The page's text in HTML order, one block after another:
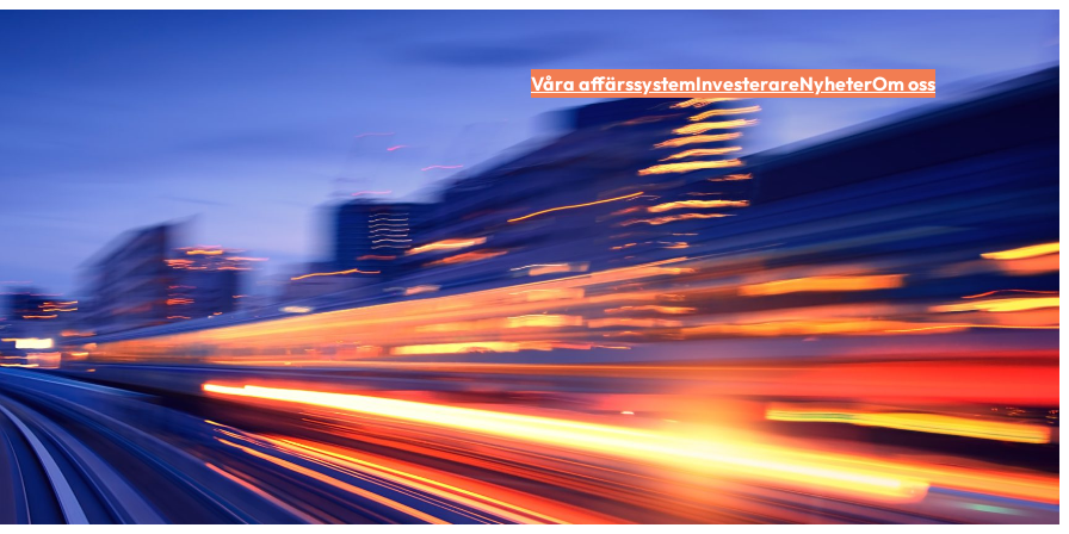
Våra affärssystemInvesterareNyheterOm oss